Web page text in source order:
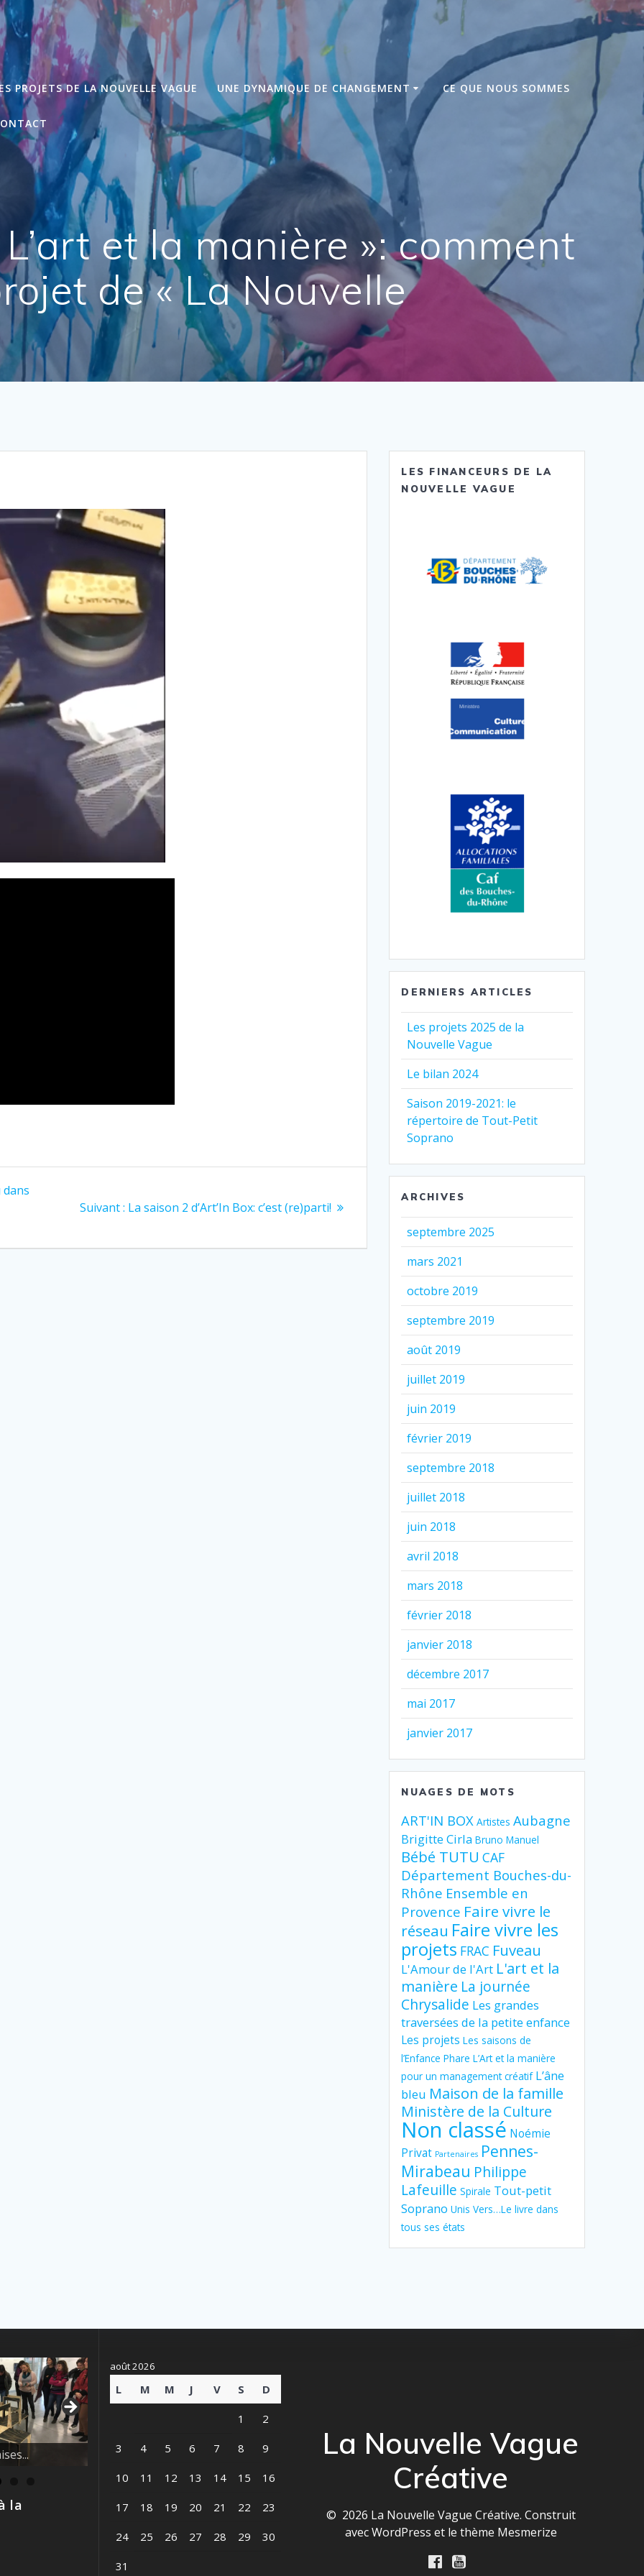
PROJETS DE LA NOUVELLE VAGUE UNE DYNAMIQUE DE CHANGEMENT CE QUE NOUS SOMMES
et la manière »: comment
de « La Nouvelle
dans
Suivant : Article
La saison 2 d’Art’In Box: c’est (re)parti!
LES FINANCEURS DE LA
NOUVELLE VAGUE
DERNIERS ARTICLES
Les projets 2025 de la
Nouvelle Vague
Le bilan 2024
Saison 2019-2021: le
répertoire de Tout-Petit
Soprano
ARCHIVES
septembre 2025
mars 2021
octobre 2019
septembre 2019
août 2019
juillet 2019
juin 2019
février 2019
septembre 2018
juillet 2018
juin 2018
avril 2018
mars 2018
février 2018
janvier 2018
décembre 2017
mai 2017
janvier 2017
NUAGES DE MOTS
ART'IN BOX Artistes Aubagne
Brigitte Cirla Bruno Manuel
Bébé TUTU CAF
Département Bouches-du-
Rhône Ensemble en
Provence Faire vivre le
réseau Faire vivre les
projets FRAC Fuveau
L'Amour de l'Art L'art et la
manière La journée
Chrysalide Les grandes
traversées de la petite enfance
Les projets Les saisons de
l’Enfance Phare L’Art et la manière
pour un management créatif L’âne
bleu Maison de la famille
Ministère de la Culture
Non classé Noémie
Privat Partenaires Pennes-
Mirabeau Philippe
Lafeuille Spirale Tout-petit
Soprano Unis Vers…Le livre dans
tous ses états
des
la
août 2026
L M M J V S D
1 2
3 4 5 6 7 8 9
10 11 12 13 14 15 16
17 18 19 20 21 22 23
24 25 26 27 28 29 30
31
La Nouvelle Vague
Créative
© 2026 La Nouvelle Vague Créative. Construit
avec WordPress et le thème Mesmerize